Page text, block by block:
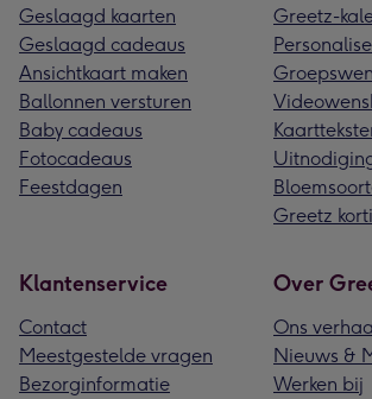
Geslaagd kaarten
Geslaagd cadeaus
Ansichtkaart maken
Ballonnen versturen
Baby cadeaus
Fotocadeaus
Feestdagen
Greetz-
Greetz
Klantenservice
Contact
Meestgestelde vragen
Bezorginformatie
Over
Ons
Nieuws &
Werken bij